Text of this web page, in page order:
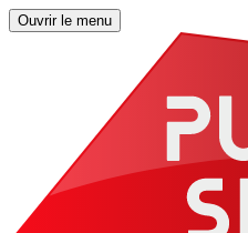
Ouvrir le menu